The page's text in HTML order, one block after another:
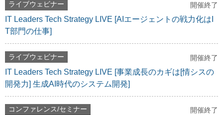
ライブウェビナー 開催終了
IT Leaders Tech Strategy LIVE [AIエージェントの戦力化はI
T部門の仕事]
ライブウェビナー 開催終了
IT Leaders Tech Strategy LIVE [事業成長のカギは[情シスの
開発力] 生成AI時代のシステム開発]
コンファレンス/セミナー 開催終了